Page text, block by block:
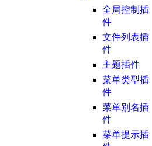
全局控制插
件
文件列表插
件
主题插件
菜单类型插
件
菜单别名插
件
菜单提示插